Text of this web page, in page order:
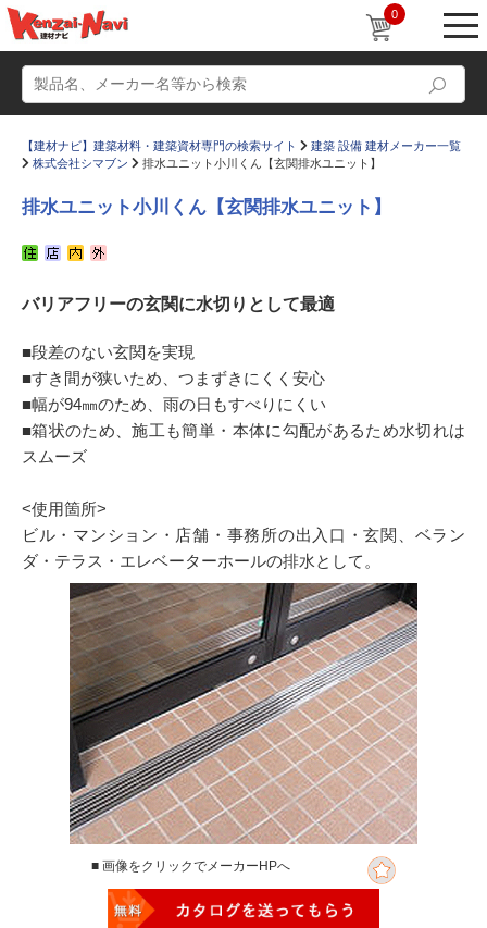
0
かたなび コラム
すまいリング
Q＆A 販売・施工代理店募集
お気に入り
【建材ナビ】建築材料・建築資材専門の検索サイト
建築 設備 建材メーカー一覧
株式会社シマブン
排水ユニット小川くん【玄関排水ユニット】
排水ユニット小川くん【玄関排水ユニット】
バリアフリーの玄関に水切りとして最適
■段差のない玄関を実現
■すき間が狭いため、つまずきにくく安心
■幅が94㎜のため、雨の日もすべりにくい
■箱状のため、施工も簡単・本体に勾配があるため水切れは
スムーズ
<使用箇所>
ビル・マンション・店舗・事務所の出入口・玄関、ベラン
ダ・テラス・エレベーターホールの排水として。
■ 画像をクリックでメーカーHPへ